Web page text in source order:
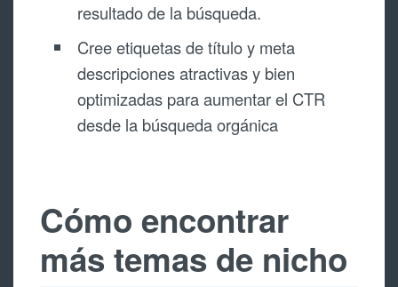
resultado de la búsqueda.
Cree etiquetas de título y meta
descripciones atractivas y bien
optimizadas para aumentar el CTR
desde la búsqueda orgánica
Cómo encontrar
más temas de nicho